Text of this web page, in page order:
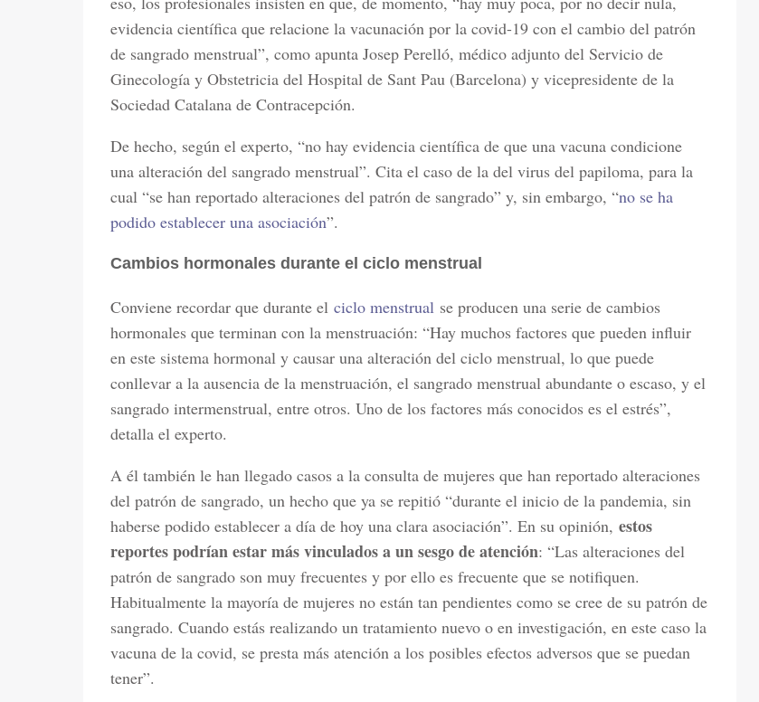
evidencia científica que relacione la vacunación por la covid-19 con el cambio del patrón
de sangrado menstrual”, como apunta Josep Perelló, médico adjunto del Servicio de
Ginecología y Obstetricia del Hospital de Sant Pau (Barcelona) y vicepresidente de la
Sociedad Catalana de Contracepción.
De hecho, según el experto, “no hay evidencia científica de que una vacuna condicione
una alteración del sangrado menstrual”. Cita el caso de la del virus del papiloma, para la
cual “se han reportado alteraciones del patrón de sangrado” y, sin embargo, “no se ha
podido establecer una asociación”.
Cambios hormonales durante el ciclo menstrual
Conviene recordar que durante el ciclo menstrual se producen una serie de cambios
hormonales que terminan con la menstruación: “Hay muchos factores que pueden influir
en este sistema hormonal y causar una alteración del ciclo menstrual, lo que puede
conllevar a la ausencia de la menstruación, el sangrado menstrual abundante o escaso, y el
sangrado intermenstrual, entre otros. Uno de los factores más conocidos es el estrés”,
detalla el experto.
A él también le han llegado casos a la consulta de mujeres que han reportado alteraciones
del patrón de sangrado, un hecho que ya se repitió “durante el inicio de la pandemia, sin
haberse podido establecer a día de hoy una clara asociación”. En su opinión, estos
reportes podrían estar más vinculados a un sesgo de atención: “Las alteraciones del
patrón de sangrado son muy frecuentes y por ello es frecuente que se notifiquen.
Habitualmente la mayoría de mujeres no están tan pendientes como se cree de su patrón de
sangrado. Cuando estás realizando un tratamiento nuevo o en investigación, en este caso la
vacuna de la covid, se presta más atención a los posibles efectos adversos que se puedan
tener”.